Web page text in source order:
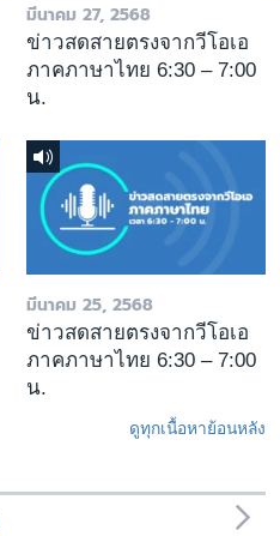
มีนาคม 27, 2568
ข่าวสดสายตรงจากวีโอเอ
ภาคภาษาไทย 6:30 – 7:00
น.
มีนาคม 25, 2568
ข่าวสดสายตรงจากวีโอเอ
ภาคภาษาไทย 6:30 – 7:00
น.
ดูทุกเนื้อหาย้อนหลัง